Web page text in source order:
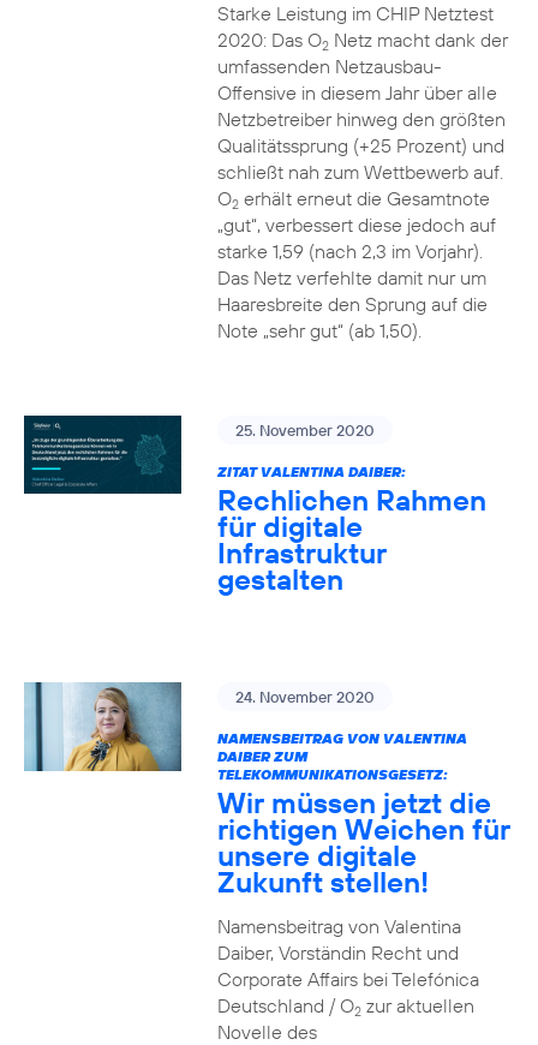
Starke Leistung im CHIP Netztest
2020: Das O2Netz macht dank der
umfassenden Netzausbau-
Offensive in diesem Jahr über alle
Netzbetreiber hinweg den größten
Qualitätssprung (+25 Prozent) und
schließt nah zum Wettbewerb auf.
O2erhält erneut die Gesamtnote
„gut“, verbessert diese jedoch auf
starke 1,59 (nach 2,3 im Vorjahr).
Das Netz verfehlte damit nur um
Haaresbreite den Sprung auf die
Note „sehr gut“ (ab 1,50).
25. November 2020
ZITAT VALENTINA DAIBER:
Rechlichen Rahmen
für digitale
Infrastruktur
gestalten
24. November 2020
NAMENSBEITRAG VON VALENTINA
DAIBER ZUM
TELEKOMMUNIKATIONSGESETZ:
Wir müssen jetzt die
richtigen Weichen für
unsere digitale
Zukunft stellen!
Namensbeitrag von Valentina
Daiber, Vorständin Recht und
Corporate Affairs bei Telefónica
Deutschland / O2zur aktuellen
Novelle des